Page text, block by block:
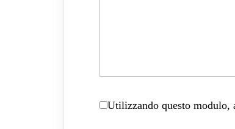
Utilizzando questo modulo,